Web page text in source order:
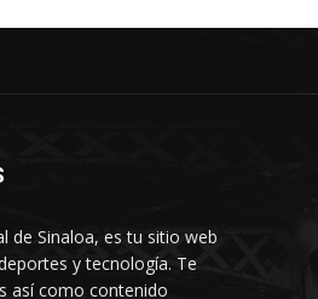
de Sinaloa, es tu sitio web
y tecnología. Te
así como contenido